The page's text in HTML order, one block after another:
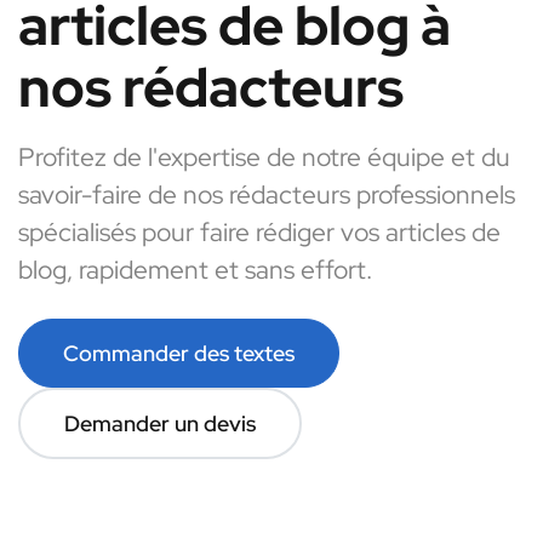
articles de blog à
nos rédacteurs
Profitez de l'expertise de notre équipe et du
savoir-faire de nos rédacteurs professionnels
spécialisés pour faire rédiger vos articles de
blog, rapidement et sans effort.
Commander des textes
Demander un devis